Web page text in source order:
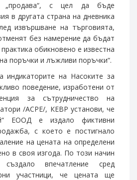
„продава“, с цел да бъде
в другата страна на дневника
извършване на търговията,
без намерение да бъдат
обикновено е известна
поръчки и лъжливи поръчки“.
индикаторите на Насоките за
поведение, изработени от
за сътрудничество на
/АСРЕ/, КЕВР установи, че
ЕООД е издало фиктивни
с което е постигнало
на цената на определени
в своя изгода. По този начин
впечатление сред
участници, че цената ще